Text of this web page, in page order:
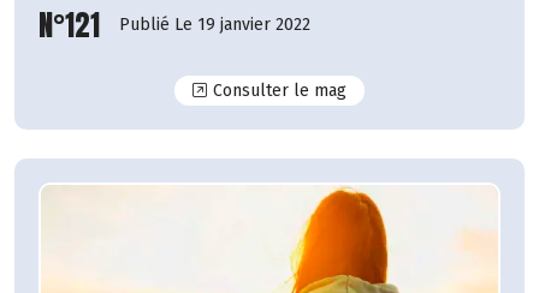
N°121 Publié Le 19 janvier 2022
Consulter le magN°121